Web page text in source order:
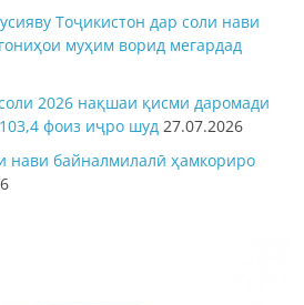
Тоҷикистон дар соли нави
муҳим ворид мегардад
2026 нақшаи қисми даромади
фоиз иҷро шуд 27.07.2026
нави байналмилалӣ ҳамкориро